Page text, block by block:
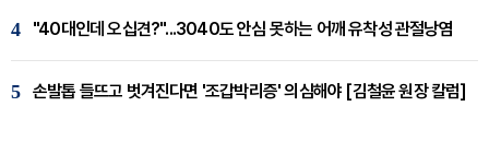
4 "40대인데 오십견?"...3040도 안심 못하는 어깨 유착성 관절낭염
5 손발톱 들뜨고 벗겨진다면 '조갑박리증' 의심해야 [김철윤 원장 칼럼]